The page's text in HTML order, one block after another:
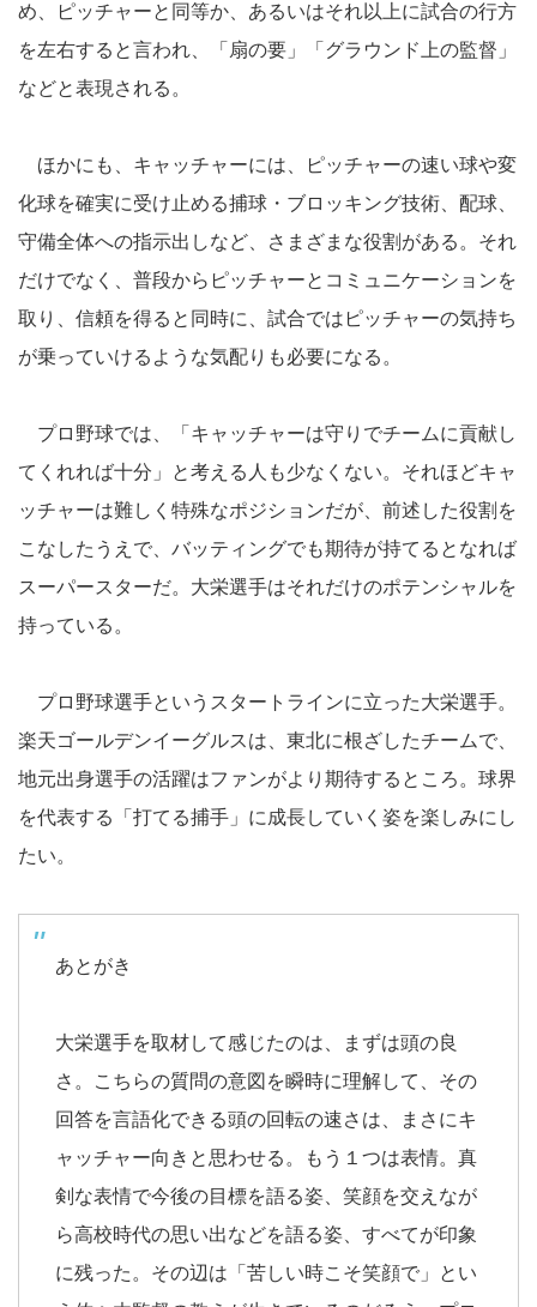
め、ピッチャーと同等か、あるいはそれ以上に試合の行方
を左右すると言われ、「扇の要」「グラウンド上の監督」
などと表現される。
ほかにも、キャッチャーには、ピッチャーの速い球や変
化球を確実に受け止める捕球・ブロッキング技術、配球、
守備全体への指示出しなど、さまざまな役割がある。それ
だけでなく、普段からピッチャーとコミュニケーションを
取り、信頼を得ると同時に、試合ではピッチャーの気持ち
が乗っていけるような気配りも必要になる。
プロ野球では、「キャッチャーは守りでチームに貢献し
てくれれば十分」と考える人も少なくない。それほどキャ
ッチャーは難しく特殊なポジションだが、前述した役割を
こなしたうえで、バッティングでも期待が持てるとなれば
スーパースターだ。大栄選手はそれだけのポテンシャルを
持っている。
プロ野球選手というスタートラインに立った大栄選手。
楽天ゴールデンイーグルスは、東北に根ざしたチームで、
地元出身選手の活躍はファンがより期待するところ。球界
を代表する「打てる捕手」に成長していく姿を楽しみにし
たい。
あとがき
大栄選手を取材して感じたのは、まずは頭の良
さ。こちらの質問の意図を瞬時に理解して、その
回答を言語化できる頭の回転の速さは、まさにキ
ャッチャー向きと思わせる。もう１つは表情。真
剣な表情で今後の目標を語る姿、笑顔を交えなが
ら高校時代の思い出などを語る姿、すべてが印象
に残った。その辺は「苦しい時こそ笑顔で」とい